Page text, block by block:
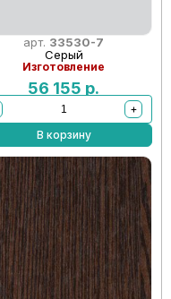
арт. 33530-7
Серый
Изготовление
56 155 р.
+
В корзину